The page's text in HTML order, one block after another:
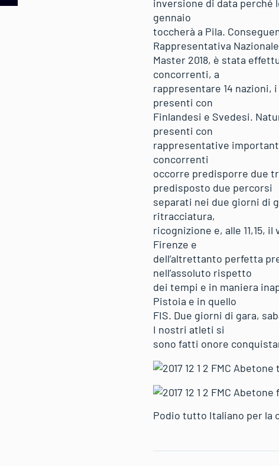
inversione di data perché
gennaio
toccherà a Pila.
Rappresentativa Nazionale
Master 2018, è stata
concorrenti, a
rappresentare 14 nazioni,
presenti con
Finlandesi e Svedesi.
presenti con
rappresentative
concorrenti
occorre predisporre due
predisposto due percorsi
separati nei due giorni di
ritracciatura,
ricognizione e, alle 11,15,
Firenze e
dell’altrettanto perfetta
nell’assoluto rispetto
dei tempi e in maniera
Pistoia e in quello
FIS. Due giorni di gara,
I nostri atleti si
sono fatti onore
Podio tutto Italiano per la